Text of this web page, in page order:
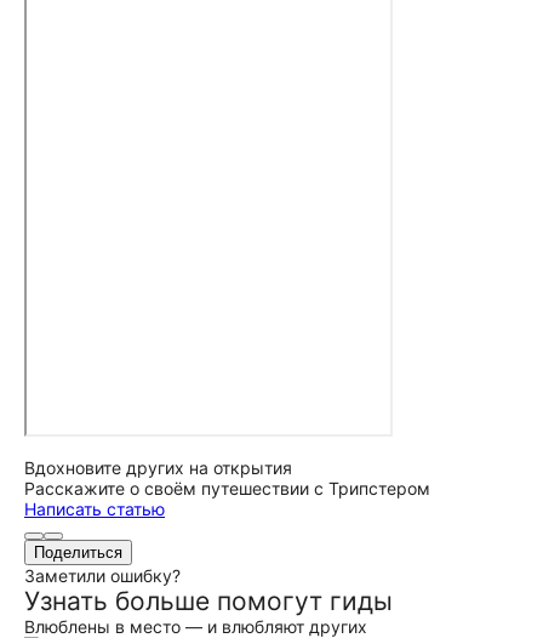
Вдохновите других на открытия
Расскажите о своём путешествии с Трипстером
Написать статью
Поделиться
Заметили ошибку?
Узнать больше помогут гиды
Влюблены в место — и влюбляют других